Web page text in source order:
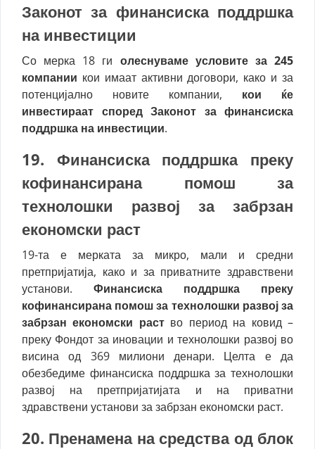
Законот за финансиска поддршка
на инвестиции
Со мерка 18 ги олеснуваме условите за 245
компании кои имаат активни договори, како и за
потенцијално новите компании, кои ќе
инвестираат според Законот за финансиска
поддршка на инвестиции.
19. Финансиска поддршка преку
кофинансирана помош за
технолошки развој за забрзан
економски раст
19-та е мерката за микро, мали и средни
претпријатија, како и за приватните здравствени
установи. Финансиска поддршка преку
кофинансирана помош за технолошки развој за
забрзан економски раство период на ковид –
преку Фондот за иновации и технолошки развој во
висина од 369 милиони денари. Целта е да
обезбедиме финансиска поддршка за технолошки
развој на претпријатијата и на приватни
здравствени установи за забрзан економски раст.
20. Пренамена на средства од блок